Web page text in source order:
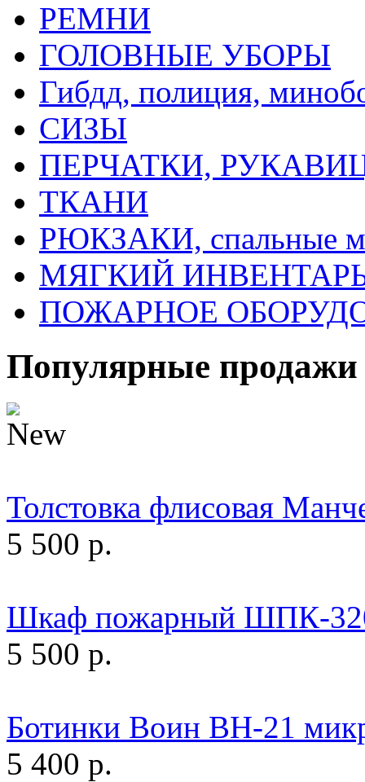
РЕМНИ
ГОЛОВНЫЕ УБОРЫ
Гибдд, полиция,
СИЗЫ
ПЕРЧАТКИ,
ТКАНИ
РЮКЗАКИ, спальные
МЯГКИЙ ИНВЕНТАРЬ,
ПОЖАРНОЕ
Популярные продажи
Толстовка флисовая
5 500 р.
Шкаф пожарный ШПК-
5 500 р.
Ботинки Воин ВН-21
5 400 р.